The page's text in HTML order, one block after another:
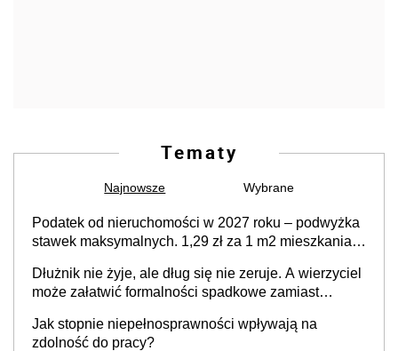
Tematy
Najnowsze Wybrane
Podatek od nieruchomości w 2027 roku – podwyżka
stawek maksymalnych. 1,29 zł za 1 m2 mieszkania,
prowadzeniem działalności gospodarczej
Dłużnik nie żyje, ale dług się nie zeruje. A wierzyciel
może załatwić formalności spadkowe zamiast
Jak stopnie niepełnosprawności wpływają na
zdolność do pracy?